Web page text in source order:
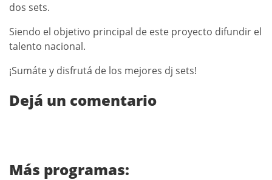
dos sets.
Siendo el objetivo principal de este proyecto difundir el
talento nacional.
¡Sumáte y disfrutá de los mejores dj sets!
Dejá un comentario
Más programas: